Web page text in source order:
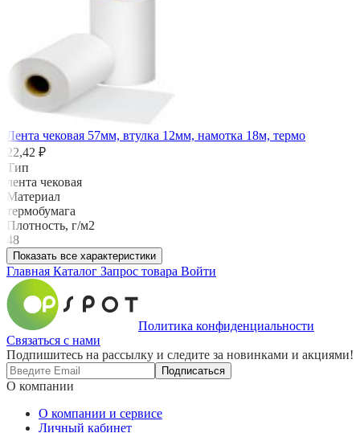
Лента чековая 57мм, втулка 12мм, намотка 18м, термо
22,42 ₽
Тип
лента чековая
Материал
термобумага
Плотность, г/м2
48
Показать все характеристики
Главная Каталог Запрос товара Войти
Политика конфиденциальности
Связаться с нами
Подпишитесь на рассылку и следите за новинками и акциями!
Подписаться
О компании
О компании и сервисе
Личный кабинет